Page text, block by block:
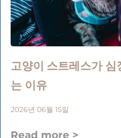
고양이 스트레스가 심
는 이유
2026년 06월 15일
Read more >